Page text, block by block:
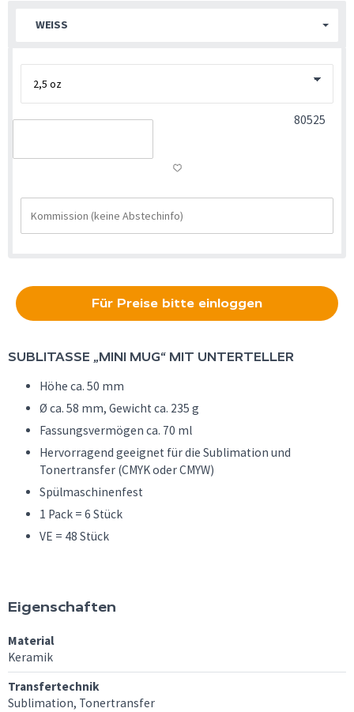
WEISS
80525
Für Preise bitte einloggen
SUBLITASSE „MINI MUG“ MIT UNTERTELLER
Höhe ca. 50 mm
Ø ca. 58 mm, Gewicht ca. 235 g
Fassungsvermögen ca. 70 ml
Hervorragend geeignet für die Sublimation und
Tonertransfer (CMYK oder CMYW)
Spülmaschinenfest
1 Pack = 6 Stück
VE = 48 Stück
Eigenschaften
Material
Keramik
Transfertechnik
Sublimation, Tonertransfer